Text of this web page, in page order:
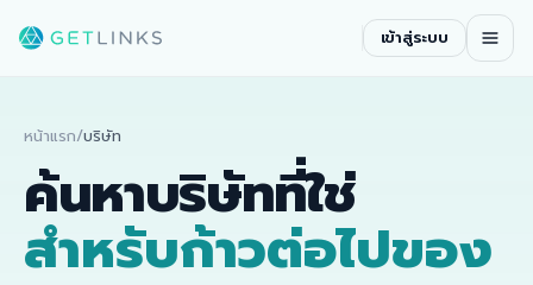
เข้าสู่ระบบ
หน้าแรก/บริษัท
ค้นหาบริษัทที่ใช่
สำหรับก้าวต่อไปของ